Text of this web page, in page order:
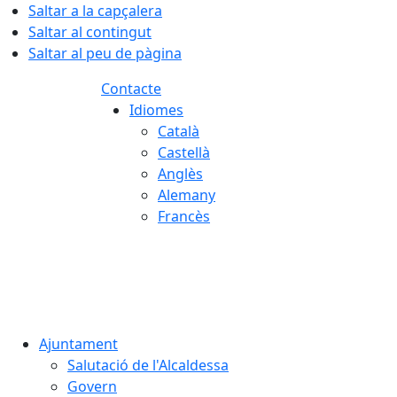
Saltar a la capçalera
Saltar al contingut
Saltar al peu de pàgina
Contacte
Idiomes
Català
Castellà
Anglès
Alemany
Francès
Ajuntament
Salutació de l'Alcaldessa
Govern